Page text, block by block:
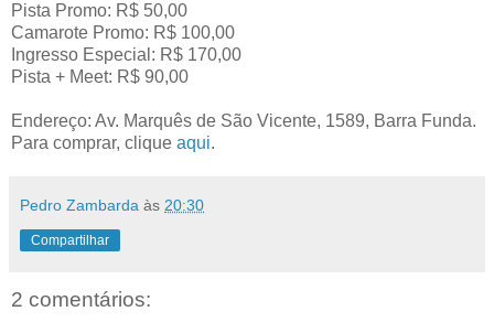
Pista Promo: R$ 50,00
Camarote Promo: R$ 100,00
Ingresso Especial: R$ 170,00
Pista + Meet: R$ 90,00
Endereço: Av. Marquês de São Vicente, 1589, Barra Funda.
Para comprar, clique aqui.
Pedro Zambarda às 20:30
Compartilhar
2 comentários: